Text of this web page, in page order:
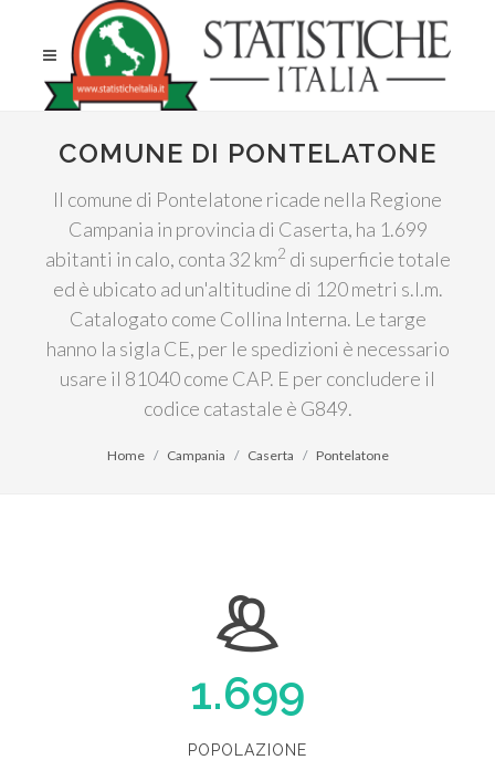
COMUNE DI PONTELATONE
Il comune di Pontelatone ricade nella Regione
Campania in provincia di Caserta, ha 1.699
abitanti in calo, conta 32 km2 di superficie totale
ed è ubicato ad un'altitudine di 120 metri s.l.m.
Catalogato come Collina Interna. Le targe
hanno la sigla CE, per le spedizioni è necessario
usare il 81040 come CAP. E per concludere il
codice catastale è G849.
Home Campania Caserta Pontelatone
1.699
POPOLAZIONE